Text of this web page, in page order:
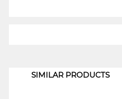
SIMILAR PRODUCTS